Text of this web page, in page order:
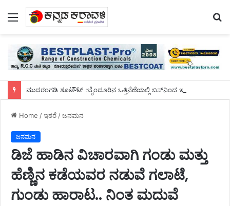
Menu
Home /ಇತರೆ/ಜನಮನ
ಜನಮನ
ಡಿಜೆ ಹಾಡಿನ ವಿಚಾರವಾಗಿ ಗಂಡು ಮತ್ತು
ಹೆಣ್ಣಿನ ಕಡೆಯವರ ನಡುವೆ ಗಲಾಟೆ,
ಗುಂಡು ಹಾರಾಟ.. ನಿಂತ ಮದುವೆ